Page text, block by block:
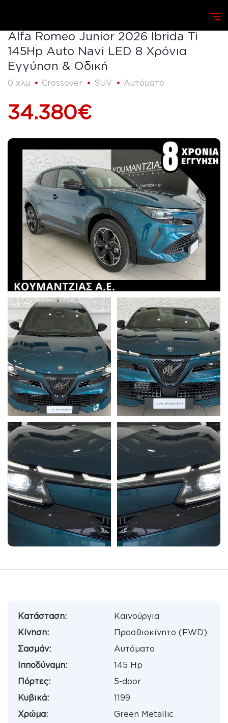
Alfa
Alfa Romeo Junior 2026 Ibrida Ti
145Hp Auto Navi LED 8 Χρόνια
Εγγύηση & Οδική
0 χλμ Crossover SUV Αυτόματο
34.380€
Κατάσταση:
Καινούργια
Κίνηση:
Προσθιοκίνητο (FWD)
Σασμάν:
Αυτόματο
Ιπποδύναμη:
145 Hp
Πόρτες:
5-door
Κυβικά:
1199
Χρώμα:
Green Metallic